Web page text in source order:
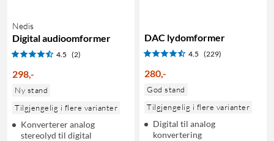
Nedis
Digital audioomformer
4.5 (2)
298,-
Ny stand
Tilgjengelig i flere varianter
Konverterer analog
stereolyd til digital
DAC lydomformer
4.5 (229)
280,-
God stand
Tilgjengelig i flere varianter
Digital til analog
konvertering